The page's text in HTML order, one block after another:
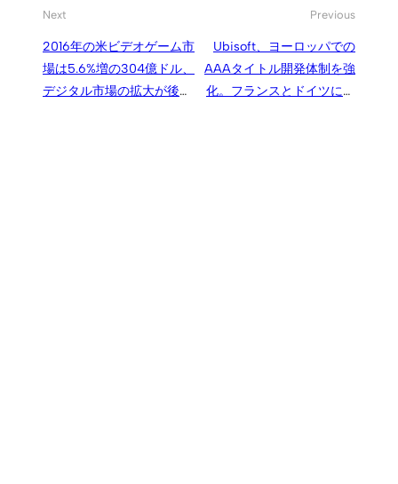
Next
2016年の米ビデオゲーム市
場は5.6%増の304億ドル、
デジタル市場の拡大が後押
Previous
Ubisoft、ヨーロッパでの
AAAタイトル開発体制を強
化。フランスとドイツに新